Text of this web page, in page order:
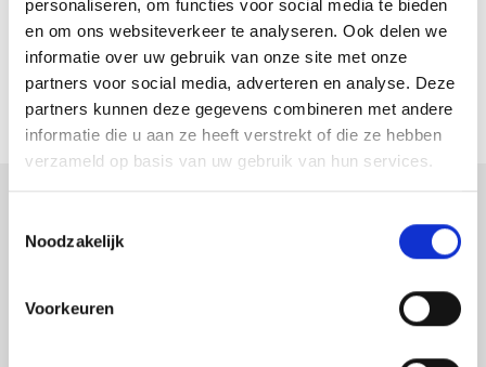
personaliseren, om functies voor social media te bieden
en om ons websiteverkeer te analyseren. Ook delen we
informatie over uw gebruik van onze site met onze
partners voor social media, adverteren en analyse. Deze
partners kunnen deze gegevens combineren met andere
informatie die u aan ze heeft verstrekt of die ze hebben
verzameld op basis van uw gebruik van hun services.
Noodzakelijk
Voorkeuren
Contact
Productspecialist voor uw meet- en